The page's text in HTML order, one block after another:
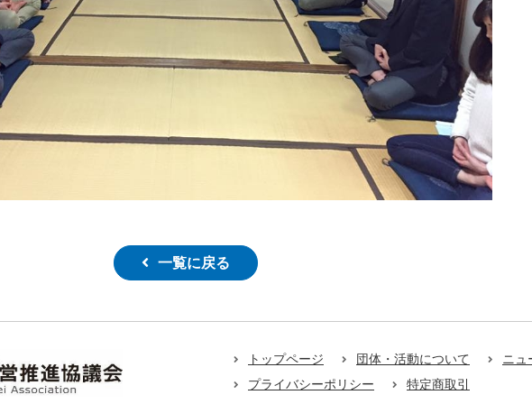
一覧に戻る
トップページ 団体・活動について ニュ
プライバシーポリシー
特定商取引